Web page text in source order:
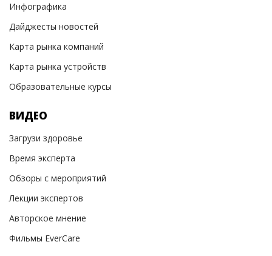
Инфографика
Дайджесты новостей
Карта рынка компаний
Карта рынка устройств
Образовательные курсы
ВИДЕО
Загрузи здоровье
Время эксперта
Обзоры с мероприятий
Лекции экспертов
Авторское мнение
Фильмы EverCare